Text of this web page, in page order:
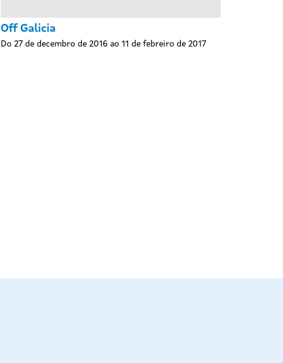
Off Galicia
Do 27 de decembro de 2016 ao 11 de febreiro de 2017